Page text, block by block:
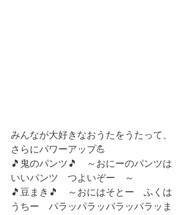
みんなが大好きなおうたをうたって、
さらにパワーアップ💪
🎵鬼のパンツ🎵　～おにーのパンツは
いいパンツ　つよいぞー　～
🎵豆まき🎵　～おにはそとー　ふくは
うちー　パラッパラッパラッパラッま